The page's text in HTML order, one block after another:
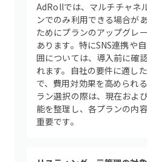
AdRollでは、マルチチャネ
ンでのみ利用できる場合が
ためにプランのアップグレ
あります。特にSNS連携や
囲については、導入前に確
れます。自社の要件に適し
で、費用対効果を高められ
ラン選択の際は、現在およ
能を整理し、各プランの内
重要です。